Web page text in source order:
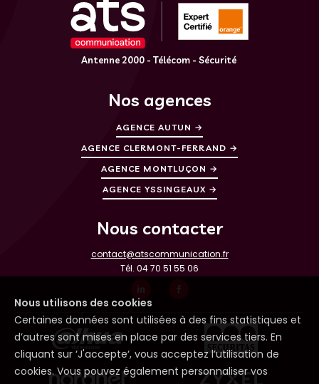
Antenne 2000 - Télécom - Sécurité
Nos agences
AGENCE AUTUN →
AGENCE CLERMONT-FERRAND →
AGENCE MONTLUÇON →
AGENCE YSSINGEAUX →
Nous contacter
contact@atscommunication.fr
Tél. 04 70 51 55 06
Nous utilisons des cookies
Certaines données sont utilisées à des fins statistiques et
d’autres sont mises en place par des services tiers. En
cliquant sur ‘J'accepte‘, vous acceptez l’utilisation de
cookies. Vous pouvez également personnaliser vos